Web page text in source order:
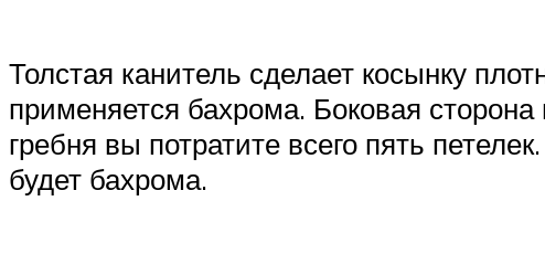
Толстая канитель сделает косынку
применяется бахрома. Боковая
гребня вы потратите всего пять
будет бахрома.